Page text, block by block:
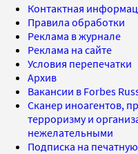
Контактная
Правила обработки
Реклама в журнале
Реклама на сайте
Условия перепечатки
Архив
Вакансии в Forbes
Сканер иноагентов,
терроризму и
нежелательными
Подписка на